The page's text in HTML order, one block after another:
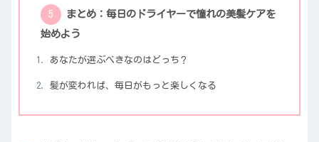
まとめ：毎日のドライヤーで憧れの美髪ケアを
始めよう
あなたが選ぶべきなのはどっち？
髪が変われば、毎日がもっと楽しくなる